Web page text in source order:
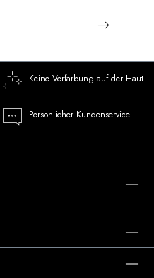
Keine Verfärbung auf der Haut
Persönlicher Kundenservice